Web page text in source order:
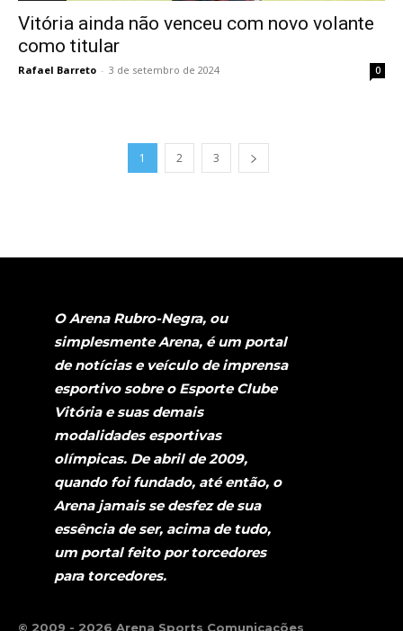
Vitória ainda não venceu com novo volante
como titular
Rafael Barreto - 3 de setembro de 2024 0
1 2 3
O Arena Rubro-Negra, ou
simplesmente Arena, é um portal
de notícias e veículo de imprensa
esportivo sobre o Esporte Clube
Vitória e suas demais
modalidades esportivas
olímpicas. De abril de 2009,
quando foi fundado, até então, o
Arena jamais se desfez de sua
essência de ser, acima de tudo,
um portal feito por torcedores
para torcedores.
© 2009 - 2026 Arena Sports Comunicações